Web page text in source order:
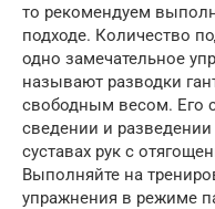
то рекомендуем
подходе. Количество
одно замечательное
называют разводки
свободным весом. Его
сведении и
суставах рук с
Выполняйте на
упражнения в режиме